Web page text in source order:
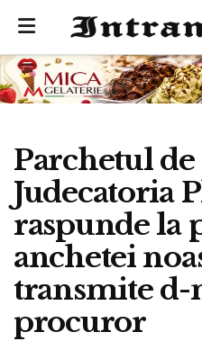
Parchetul de
Judecatoria
raspunde la
anchetei
transmite
procuror